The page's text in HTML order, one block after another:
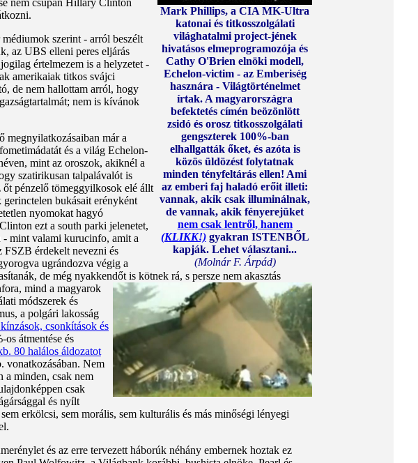
Mark Phillips, a CIA MK-Ultra
katonai és titkosszolgálati
világhatalmi project-jének
hivatásos elmeprogramozója és
Cathy O'Brien elnöki modell,
Echelon-victim - az Emberiség
hasznára - Világtörténelmet
írtak. A magyarországra
befektetés címén beözönlött
zsidó és orosz titkosszolgálati
gengszterek 100%-ban
elhallgatták őket, és azóta is
közös üldözést folytatnak
minden tényfeltárás ellen! Ami
az emberi faj haladó erőit illeti:
vannak, akik csak illuminálnak,
de vannak, akik fényerejüket
nem csak lentről, hanem
(KLIKK!)gyakran ISTENBŐL
kapják. Lehet választani...
(Molnár F. Árpád)
nem csupán Hillary Clinton
szerint - arról beszélt
az UBS elleni peres eljárás
értelmezem is a helyzetet -
amerikaiak titkos svájci
de nem hallottam arról, hogy
nem is kívánok
megnyilatkozásaiban már a
és a világ Echelon-
mint az oroszok, akiknél a
szatirikusan talpalávalót is
pénzelő tömeggyilkosok elé állt
bukásait erényként
nyomokat hagyó
ezt a south parki jelenetet,
- mint valami kurucinfo, amit a
érdekelt nevezni és
ugrándozva végig a
de még nyakkendőt is kötnek rá, s persze nem akasztás
mind a magyarok
módszerek és
a polgári lakosság
csonkítások és
átmentése és
80 halálos áldozatot
vonatkozásában. Nem
a minden, csak nem
csak
és nyílt
erkölcsi, sem morális, sem kulturális és más minőségi lényegi
és az erre tervezett háborúk néhány embernek hoztak ez